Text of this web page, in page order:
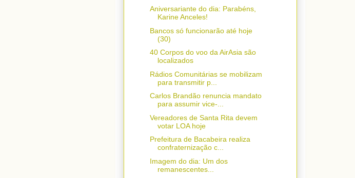
Aniversariante do dia: Parabéns,
Karine Anceles!
Bancos só funcionarão até hoje
(30)
40 Corpos do voo da AirAsia são
localizados
Rádios Comunitárias se mobilizam
para transmitir p...
Carlos Brandão renuncia mandato
para assumir vice-...
Vereadores de Santa Rita devem
votar LOA hoje
Prefeitura de Bacabeira realiza
confraternização c...
Imagem do dia: Um dos
remanescentes...